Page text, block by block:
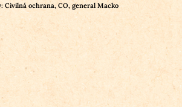
Civilná ochrana, CO, general Macko